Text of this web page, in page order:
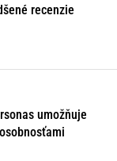
recenzie
umožňuje